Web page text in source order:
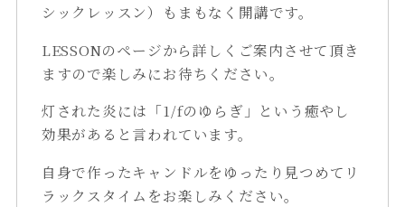
シックレッスン）もまもなく開講です。
LESSONのページから詳しくご案内させて頂き
ますので楽しみにお待ちください。
灯された炎には「1/fのゆらぎ」という癒やし
効果があると言われています。
自身で作ったキャンドルをゆったり見つめてリ
ラックスタイムをお楽しみください。